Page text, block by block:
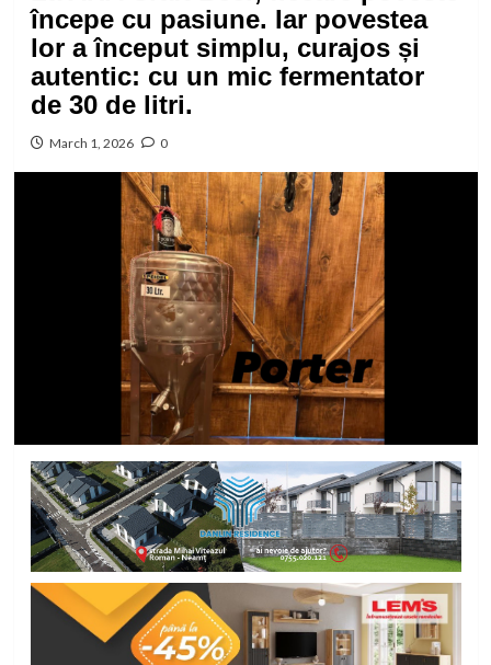
începe cu pasiune. Iar povestea
lor a început simplu, curajos și
autentic: cu un mic fermentator
de 30 de litri.
March 1, 2026 0